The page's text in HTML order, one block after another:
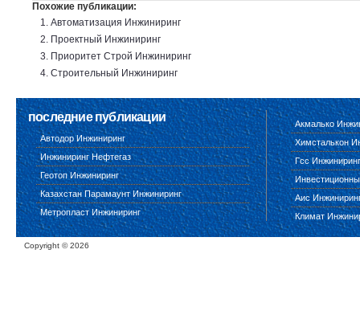
Похожие публикации:
Автоматизация Инжиниринг
Проектный Инжиниринг
Приоритет Строй Инжиниринг
Строительный Инжиниринг
последние публикации
Автодор Инжиниринг
Инжиниринг Нефтегаз
Геотоп Инжиниринг
Казахстан Парамаунт Инжиниринг
Метропласт Инжиниринг
Акмалько
Химсталькон
Гсс Инжиниринг
Аис
Климат
Copyright ©2026